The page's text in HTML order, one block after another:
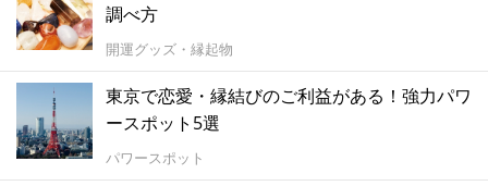
調べ方
開運グッズ・縁起物
東京で恋愛・縁結びのご利益がある！強力パワ
ースポット5選
パワースポット